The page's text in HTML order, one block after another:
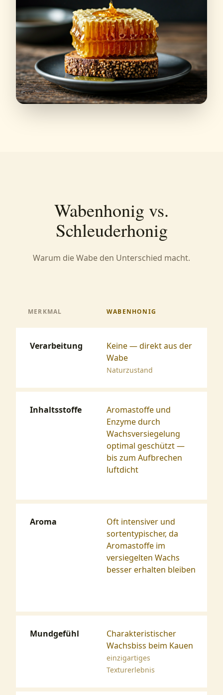
Wabenhonig vs.
Schleuderhonig
Warum die Wabe den Unterschied macht.
MERKMAL WABENHONIG
Verarbeitung
Keine — direkt aus der
Wabe
Naturzustand
Inhaltsstoffe
Aromastoffe und
Enzyme durch
Wachsversiegelung
optimal geschützt —
bis zum Aufbrechen
luftdicht
Aroma
Oft intensiver und
sortentypischer, da
Aromastoffe im
versiegelten Wachs
besser erhalten bleiben
Mundgefühl
Charakteristischer
Wachsbiss beim Kauen
einzigartiges
Texturerlebnis